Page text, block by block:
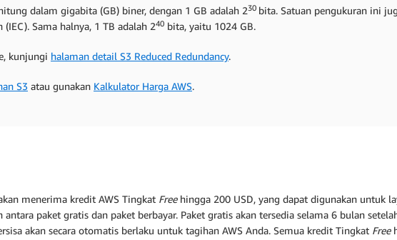
dalam gigabita (GB) biner, dengan 1 GB adalah 230 bita. Satuan pengukuran ini
Sama halnya, 1 TB adalah 240 bita, yaitu 1024 GB.
kunjungi halaman detail S3 Reduced Redundancy.
S3 atau gunakan Kalkulator Harga AWS.
menerima kredit AWS Tingkat Freehingga 200 USD, yang dapat digunakan untuk
paket gratis dan paket berbayar. Paket gratis akan tersedia selama 6 bulan
akan secara otomatis berlaku untuk tagihan AWS Anda. Semua kredit Tingkat Free